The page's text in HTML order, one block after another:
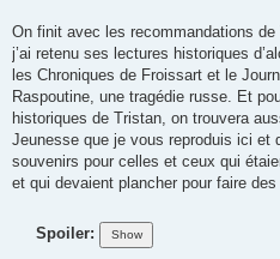
On finit avec les recommandations
j’ai retenu ses lectures historiques
les Chroniques de Froissart et le
Raspoutine, une tragédie russe. Et
historiques de Tristan, on trouvera
Jeunesse que je vous reproduis ici et
souvenirs pour celles et ceux qui
et qui devaient plancher pour faire
Spoiler: